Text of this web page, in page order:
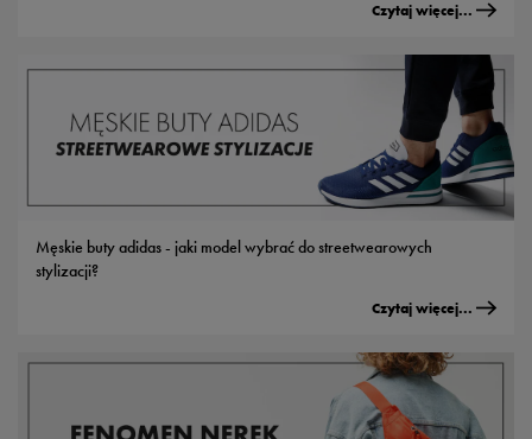
Czytaj więcej...
Męskie buty adidas - jaki model wybrać do streetwearowych
stylizacji?
Czytaj więcej...